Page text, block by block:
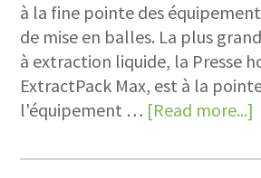
à la fine pointe des
de mise en balles. La plus
à extraction liquide, la Presse
ExtractPack Max, est à la
l'équipement … [Read more...]